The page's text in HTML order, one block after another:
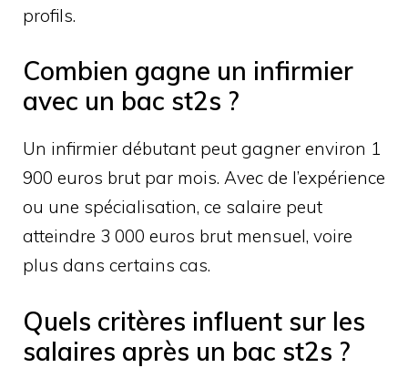
profils.
Combien gagne un infirmier
avec un bac st2s ?
Un infirmier débutant peut gagner environ 1
900 euros brut par mois. Avec de l’expérience
ou une spécialisation, ce salaire peut
atteindre 3 000 euros brut mensuel, voire
plus dans certains cas.
Quels critères influent sur les
salaires après un bac st2s ?